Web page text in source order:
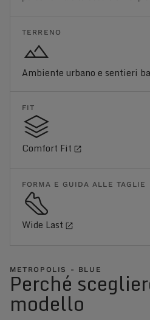
TERRENO
Ambiente urbano e sentieri
FIT
Comfort Fit
FORMA E GUIDA ALLE TAGLIE
Wide Last
METROPOLIS - BLUE
Perché
modello